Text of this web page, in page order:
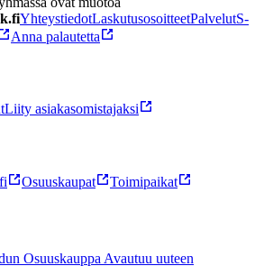
YhteystiedotLaskutusosoitteetPalvelutS-
Anna palautetta
Liity asiakasomistajaksi
Osuuskaupat Toimipaikat
Osuuskauppa Avautuu uuteen